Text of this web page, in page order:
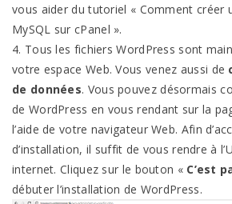
vous aider du tutoriel « Comment créer
MySQL sur cPanel ».
4. Tous les fichiers WordPress sont
votre espace Web. Vous venez aussi de
de données. Vous pouvez désormais
de WordPress en vous rendant sur la
l’aide de votre navigateur Web. Afin
d’installation, il suffit de vous rendre à
internet. Cliquez sur le bouton « C’est
débuter l’installation de WordPress.